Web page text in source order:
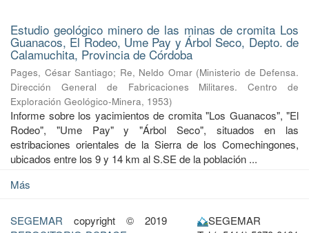
Estudio geológico minero de las minas de cromita Los
Guanacos, El Rodeo, Ume Pay y Árbol Seco, Depto. de
Calamuchita, Provincia de Córdoba
Pages, César Santiago; Re, Neldo Omar (Ministerio de Defensa.
Dirección General de Fabricaciones Militares. Centro de
Exploración Geológico-Minera, 1953)
Informe sobre los yacimientos de cromita "Los Guanacos", "El
Rodeo", "Ume Pay" y "Árbol Seco", situados en las
estribaciones orientales de la Sierra de los Comechingones,
ubicados entre los 9 y 14 km al S.SE de la población ...
Más
SEGEMAR copyright © 2019
SEGEMAR